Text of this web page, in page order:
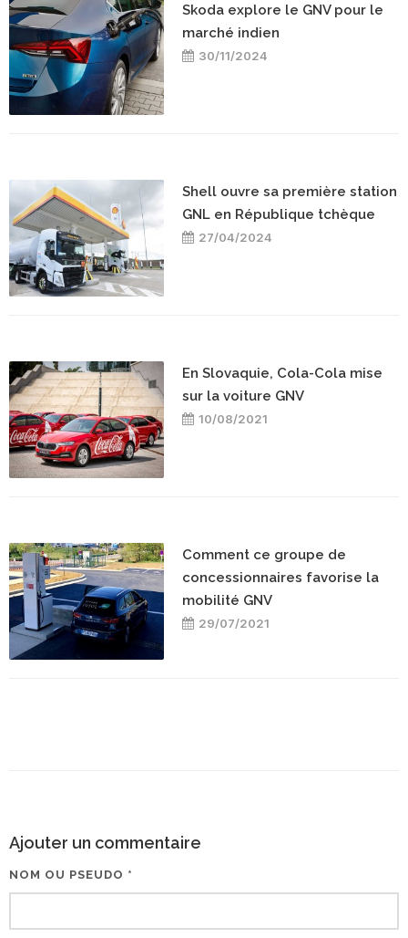
Skoda explore le GNV pour le
marché indien
30/11/2024
Shell ouvre sa première station
GNL en République tchèque
27/04/2024
En Slovaquie, Cola-Cola mise
sur la voiture GNV
10/08/2021
Comment ce groupe de
concessionnaires favorise la
mobilité GNV
29/07/2021
Ajouter un commentaire
NOM OU PSEUDO *